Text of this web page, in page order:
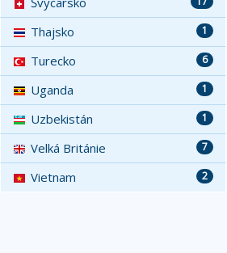
1
Thajsko
6
Turecko
1
Uganda
1
Uzbekistán
7
Velká Británie
2
Vietnam